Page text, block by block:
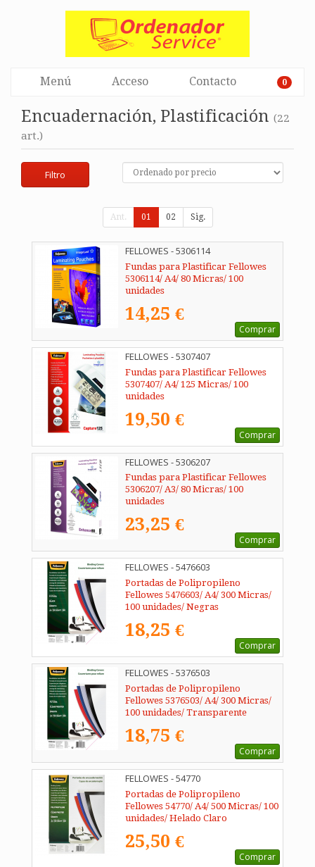
Menú Acceso Contacto 0
Encuadernación, Plastificación (22
art.)
Filtro
Ant. 01 02 Sig.
FELLOWES - 5306114
Fundas para Plastificar Fellowes
5306114/ A4/ 80 Micras/ 100
unidades
14,25 €
Comprar
FELLOWES - 5307407
Fundas para Plastificar Fellowes
5307407/ A4/ 125 Micras/ 100
unidades
19,50 €
Comprar
FELLOWES - 5306207
Fundas para Plastificar Fellowes
5306207/ A3/ 80 Micras/ 100
unidades
23,25 €
Comprar
FELLOWES - 5476603
Portadas de Polipropileno
Fellowes 5476603/ A4/ 300 Micras/
100 unidades/ Negras
18,25 €
Comprar
FELLOWES - 5376503
Portadas de Polipropileno
Fellowes 5376503/ A4/ 300 Micras/
100 unidades/ Transparente
18,75 €
Comprar
FELLOWES - 54770
Portadas de Polipropileno
Fellowes 54770/ A4/ 500 Micras/ 100
unidades/ Helado Claro
25,50 €
Comprar